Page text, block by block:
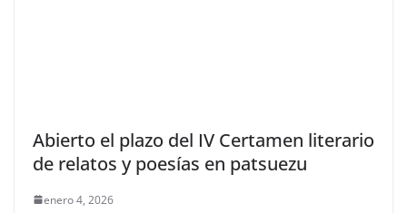
Abierto el plazo del IV Certamen literario
de relatos y poesías en patsuezu
enero 4, 2026